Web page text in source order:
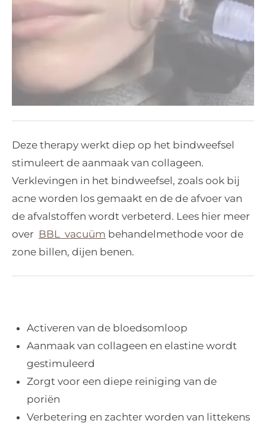
Deze therapy werkt diep op het bindweefsel
stimuleert de aanmaak van collageen.
Verklevingen in het bindweefsel, zoals ook bij
acne worden los gemaakt en de de afvoer van
de afvalstoffen wordt verbeterd. Lees hier meer
over BBL vacuüm behandelmethode voor de
zone billen, dijen benen.
Activeren van de bloedsomloop
Aanmaak van collageen en elastine wordt
gestimuleerd
Zorgt voor een diepe reiniging van de
poriën
Verbetering en zachter worden van littekens